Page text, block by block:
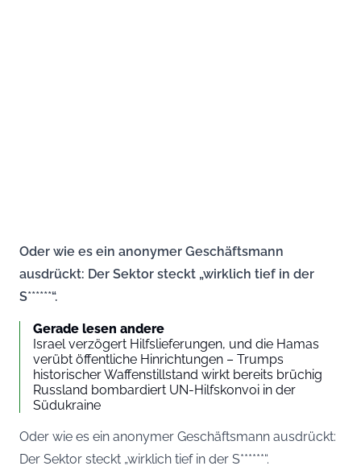
Oder wie es ein anonymer Geschäftsmann
ausdrückt: Der Sektor steckt „wirklich tief in der
S******“.
Gerade lesen andere
Israel verzögert Hilfslieferungen, und die Hamas
verübt öffentliche Hinrichtungen – Trumps
historischer Waffenstillstand wirkt bereits brüchig
Russland bombardiert UN-Hilfskonvoi in der
Südukraine
Oder wie es ein anonymer Geschäftsmann ausdrückt:
Der Sektor steckt „wirklich tief in der S******“.